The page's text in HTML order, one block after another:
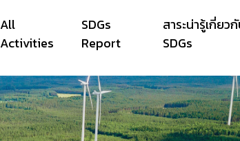
All
Activities
SDGs
Report
สาระน่ารู้เกี่ยว
SDGs